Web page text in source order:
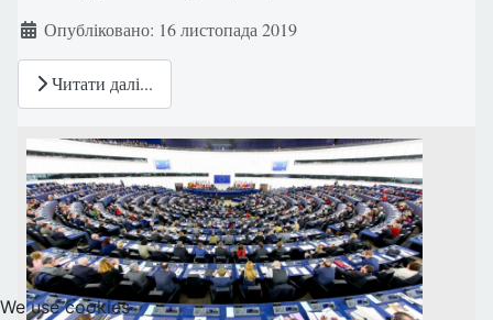
ДеталіОпубліковано: 16 листопада 2019
Читати далі...
We use cookies